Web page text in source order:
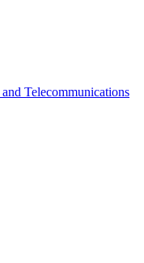
Telecommunications